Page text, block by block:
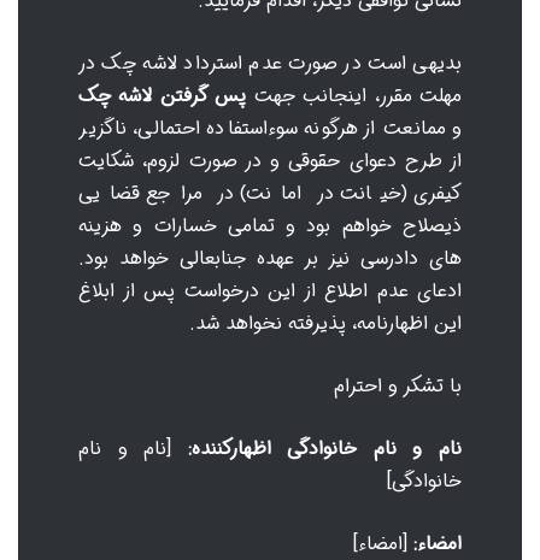
بدیهی است در صورت عدم استرداد لاشه چک در
مهلت مقرر، اینجانب جهت پس گرفتن لاشه چک
و ممانعت از هرگونه سوءاستفاده احتمالی، ناگزیر
از طرح دعوای حقوقی و در صورت لزوم، شکایت
کیفری (خیانت در امانت) در مراجع قضایی
ذیصلاح خواهم بود و تمامی خسارات و هزینه
های دادرسی نیز بر عهده جنابعالی خواهد بود.
ادعای عدم اطلاع از این درخواست پس از ابلاغ
این اظهارنامه، پذیرفته نخواهد شد.
با تشکر و احترام
نام و نام خانوادگی اظهارکننده: [نام و نام
خانوادگی]
امضاء: [امضاء]